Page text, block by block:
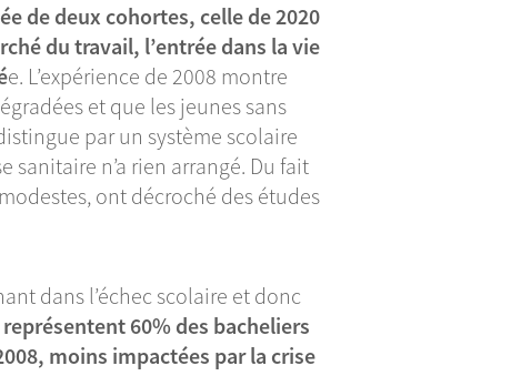
de deux cohortes, celle de 2020
du travail, l’entrée dans la vie
e. L’expérience de 2008 montre
et que les jeunes sans
par un système scolaire
sanitaire n’a rien arrangé. Du fait
ont décroché des études
dans l’échec scolaire et donc
60% des bacheliers
moins impactées par la crise